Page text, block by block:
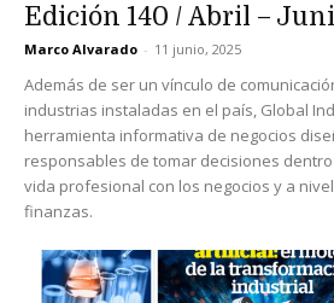
Edición 140 / Abril –
Marco Alvarado - 11 junio, 2025
Además de ser un vínculo de
industrias instaladas en el país, Global
herramienta informativa de negocios
responsables de tomar decisiones
vida profesional con los negocios y a
finanzas.